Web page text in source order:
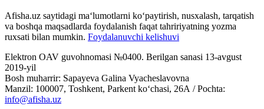
Afisha.uz saytidagi ma‘lumotlarni ko‘paytirish, nusxalash, tarqatish
va boshqa maqsadlarda foydalanish faqat tahririyatning yozma
ruxsati bilan mumkin. Foydalanuvchi kelishuvi
Elektron OAV guvohnomasi №0400. Berilgan sanasi 13-avgust
2019-yil
Bosh muharrir: Sapayeva Galina Vyacheslavovna
Manzil: 100007, Toshkent, Parkent ko‘chasi, 26А / Pochta:
info@afisha.uz